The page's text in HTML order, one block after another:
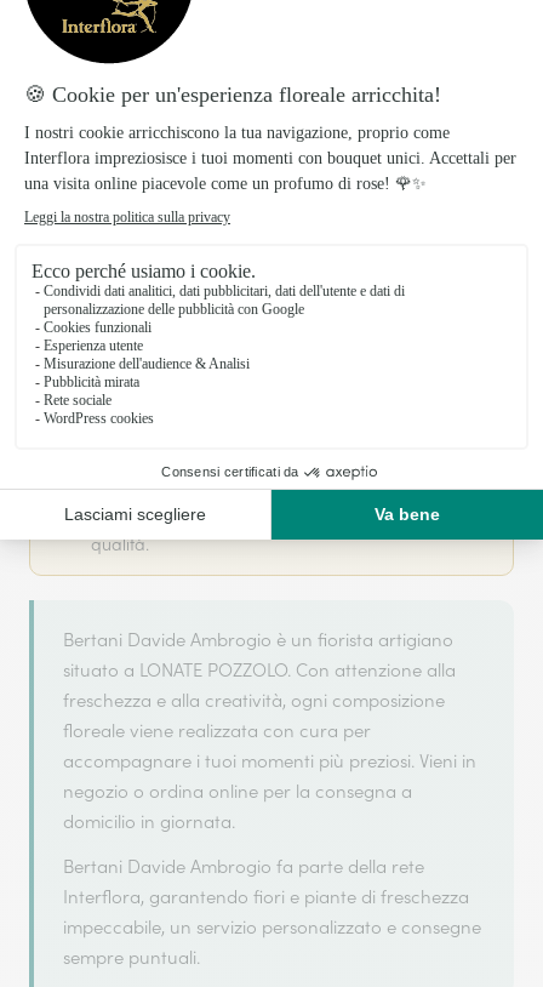
Il tuo fiorista artigiano a LONATE POZZOLO
Bertani Davide Ambrogio si basa sulla sua
partnership con Interflora, rete di trasmissione
floreale di riferimento, per garantirti un servizio di
qualità.
Bertani Davide Ambrogio è un fiorista artigiano
situato a LONATE POZZOLO. Con attenzione alla
freschezza e alla creatività, ogni composizione
floreale viene realizzata con cura per
accompagnare i tuoi momenti più preziosi. Vieni in
negozio o ordina online per la consegna a
domicilio in giornata.
Bertani Davide Ambrogio fa parte della rete
Interflora, garantendo fiori e piante di freschezza
impeccabile, un servizio personalizzato e consegne
sempre puntuali.